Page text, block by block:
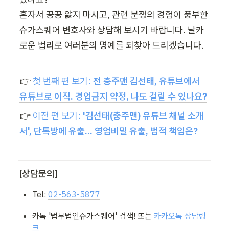
혼자서 끙끙 앓지 마시고, 관련 분쟁의 경험이 풍부한
슈가스퀘어 변호사와 상담해 보시기 바랍니다. 날카
로운 법리로 여러분의 명예를 되찾아 드리겠습니다.
👉 첫 번째 편 보기: 전 충주맨 김선태, 유튜브에서
유튜브로 이직. 경업금지 약정, 나도 걸릴 수 있나요?
👉 이전 편 보기: '김선태(충주맨) 유튜브 채널 소개
서', 단톡방에 유출... 영업비밀 유출, 법적 책임은?
[상담문의]
Tel: 02-563-5877
카톡 '법무법인슈가스퀘어' 검색! 또는 카카오톡 상담링
크